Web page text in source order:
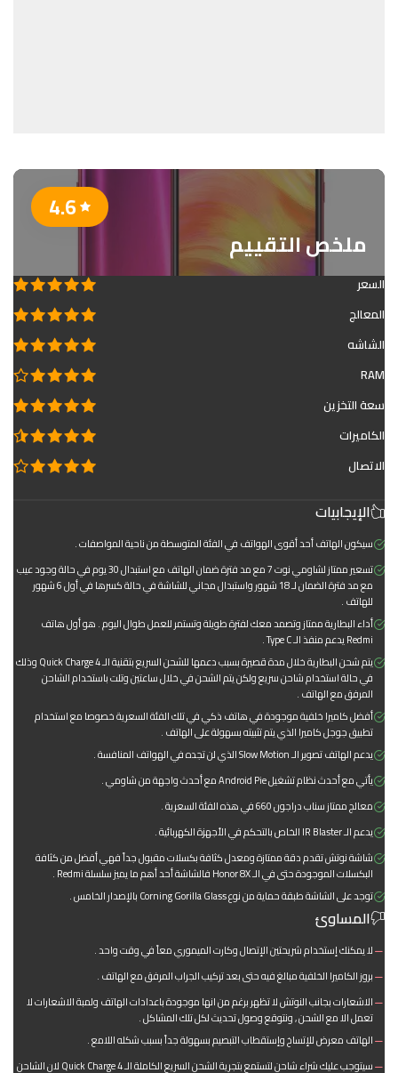
ملخص التقييم
4.6
السعر
المعالج
الشاشه
RAM
سعة التخزين
الكاميرات
الاتصال
الإيجابيات
سيكون الهاتف أحد أقوى الهواتف في الفئة المتوسطة من ناحية المواصفات .
تسعير ممتاز لشاومي نوت 7 مع مد فترة ضمان الهاتف مع استبدال 30 يوم في حالة وجود عيب
مع مد فترة الضمان لـ 18 شهور واستبدال مجاني للشاشة في حالة كسرها في أول 6 شهور
للهاتف .
أداء البطارية ممتاز وتصمد معك لفترة طويلة وتستمر للعمل طوال اليوم . هو أول هاتف
Redmi يدعم منفذ الـ Type C .
يتم شحن البطارية خلال مدة قصيرة بسبب دعمها للشحن السريع بتقنية الـ Quick Charge 4 وذلك
في حالة استخدام شاحن سريع ولكن يتم الشحن في خلال ساعتين وتلت باستخدام الشاحن
المرفق مع الهاتف .
أفضل كاميرا خلفية موجودة في هاتف ذكي في تلك الفئة السعرية خصوصا مع استخدام
تطبيق جوجل كاميرا الذي يتم تثبيته بسهولة على الهاتف .
يدعم الهاتف تصوير الـ Slow Motion الذي لن تجده في الهواتف المنافسة .
يأتي مع أحدث نظام تشغيل Android Pie مع أحدث واجهة من شاومي .
معالج ممتاز سناب دراجون 660 في هذه الفئة السعرية .
يدعم الـ IR Blaster الخاص بالتحكم في الأجهزة الكهربائية .
شاشة نوتش تقدم دقة ممتازة ومعدل كثافة بكسلات مقبول جداً فهي أفضل من كثافة
البكسلات الموجودة حتى في الـ Honor 8X فالشاشة أحد أهم ما يميز سلسلة Redmi .
توجد على الشاشة طبقة حماية من نوع Corning Gorilla Glass بالإصدار الخامس .
المساوئ
لا يمكنك إستخدام شريحتين الإتصال وكارت الميموري معاً في وقت واحد .
بروز الكاميرا الخلفية مبالغ فيه حتى بعد تركيب الجراب المرفق مع الهاتف .
الاشعارات بجانب النوتش لا تظهر برغم من انها موجودة باعدادات الهاتف ولمبة الاشعارات لا
تعمل الا مع الشحن , ونتوقع وصول تحديث لكل تلك المشاكل .
الهاتف معرض للإتساخ وإستقطاب التبصيم بسهولة جداً بسبب شكله اللامع .
سيتوجب عليك شراء شاحن لتستمع بتجرية الشحن السريع الكاملة الـ Quick Charge 4 لان الشاحن